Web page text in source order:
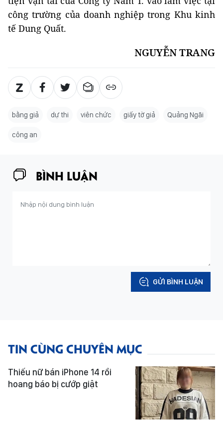
công trường của doanh nghiệp trong Khu kinh
tế Dung Quất.
NGUYỄN TRANG
bằng giả dự thi viên chức giấy tờ giả Quảng Ngãi
công an
BÌNH LUẬN
GỬI BÌNH LUẬN
TIN CÙNG CHUYÊN MỤC
Thiếu nữ bán iPhone 14 rồi
hoang báo bị cướp giật